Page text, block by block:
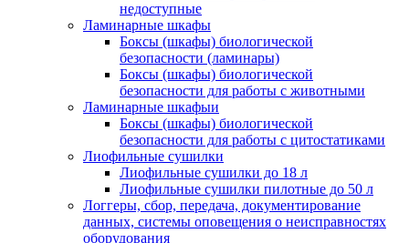
недоступные
Ламинарные шкафы
Боксы (шкафы) биологической
безопасности (ламинары)
Боксы (шкафы) биологической
безопасности для работы с животными
Ламинарные шкафыи
Боксы (шкафы) биологической
безопасности для работы с цитостатиками
Лиофильные сушилки
Лиофильные сушилки до 18 л
Лиофильные сушилки пилотные до 50 л
Логгеры, сбор, передача, документирование
данных, системы оповещения о неисправностях
оборудования